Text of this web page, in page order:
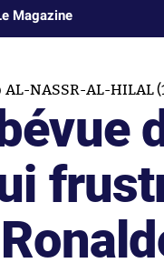
Magazine
AL-NASSR-AL-HILAL